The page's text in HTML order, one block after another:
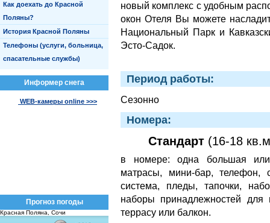
Как доехать до Красной
Поляны?
История Красной Поляны
Телефоны (услуги, больница,
спасательные службы)
Информер снега
WEB-камеры online >>>
Прогноз погоды
Красная Поляна, Сочи
новый комплекс с удобным
окон Отеля Вы можете
Национальный Парк и
Эсто-Садок.
Период работы:
Cезонно
Номера:
Стандарт (16-18
в номере: одна большая
матрасы, мини-бар, телефон,
система, пледы, тапочки,
наборы принадлежностей
террасу или балкон.